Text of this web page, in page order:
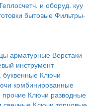
и оборуд. куу
бытовые Фильтры-
арматурные Верстаки
инструмент
Ключи
комбинированные
Ключи разводные